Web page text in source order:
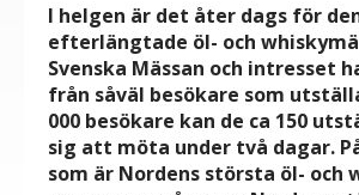
I helgen är det åter dags för
efterlängtade öl- och
Svenska Mässan och intresset
från såväl besökare som
000 besökare kan de ca 150
sig att möta under två dagar.
som är Nordens största öl- och